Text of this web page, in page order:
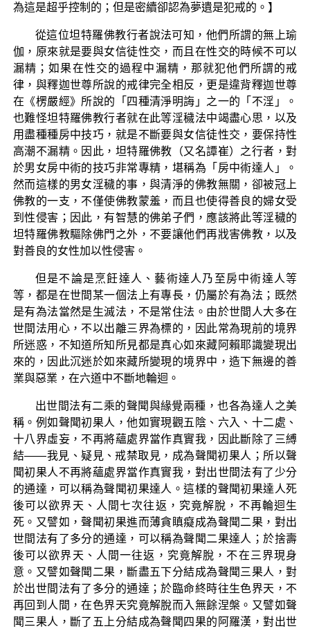
為這是超乎控制的；但是密續卻認為夢遺是犯戒的。】
從這位坦特羅佛教行者說法可知，他們所謂的無上瑜
伽，原來就是要與女信徒性交，而且在性交的時候不可以
漏精；如果在性交的過程中漏精，那就犯他們所謂的戒
律，與釋迦世尊所說的戒律完全相反，更是違背釋迦世尊
在《楞嚴經》所說的「四種清淨明誨」之一的「不淫」。
也難怪坦特羅佛教行者就在此等淫穢法中竭盡心思，以及
用盡種種房中技巧，就是不斷要與女信徒性交，要保持性
高潮不漏精。因此，坦特羅佛教（又名譚崔）之行者，對
於男女房中術的技巧非常專精，堪稱為「房中術達人」。
然而這樣的男女淫穢的事，與清淨的佛教無關，卻被冠上
佛教的一支，不僅使佛教蒙羞，而且也使得善良的婦女受
到性侵害；因此，有智慧的佛弟子們，應該將此等淫穢的
坦特羅佛教驅除佛門之外，不要讓他們再戕害佛教，以及
對善良的女性加以性侵害。
但是不論是烹飪達人、藝術達人乃至房中術達人等
等，都是在世間某一個法上有專長，仍屬於有為法；既然
是有為法當然是生滅法，不是常住法。由於世間人大多在
世間法用心，不以出離三界為標的，因此常為現前的境界
所迷惑，不知道所知所見都是真心如來藏阿賴耶識變現出
來的，因此沉迷於如來藏所變現的境界中，造下無邊的善
業與惡業，在六道中不斷地輪迴。
出世間法有二乘的聲聞與緣覺兩種，也各為達人之美
稱。例如聲聞初果人，他如實現觀五陰、六入、十二處、
十八界虛妄，不再將蘊處界當作真實我，因此斷除了三縛
結——我見、疑見、戒禁取見，成為聲聞初果人；所以聲
聞初果人不再將蘊處界當作真實我，對出世間法有了少分
的通達，可以稱為聲聞初果達人。這樣的聲聞初果達人死
後可以欲界天、人間七次往返，究竟解脫，不再輪迴生
死。又譬如，聲聞初果進而薄貪瞋癡成為聲聞二果，對出
世間法有了多分的通達，可以稱為聲聞二果達人；於捨壽
後可以欲界天、人間一往返，究竟解脫，不在三界現身
意。又譬如聲聞二果，斷盡五下分結成為聲聞三果人，對
於出世間法有了多分的通達；於臨命終時往生色界天，不
再回到人間，在色界天究竟解脫而入無餘涅槃。又譬如聲
聞三果人，斷了五上分結成為聲聞四果的阿羅漢，對出世